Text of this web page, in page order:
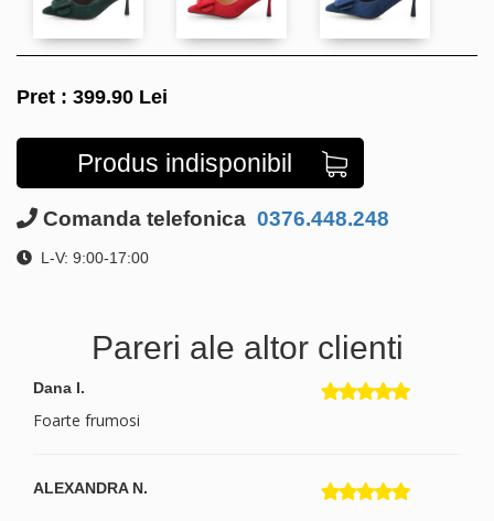
Pret : 399.90 Lei
Produs indisponibil
Comanda telefonica 0376.448.248
L-V: 9:00-17:00
Pareri ale altor clienti
Dana I.
Foarte frumosi
ALEXANDRA N.